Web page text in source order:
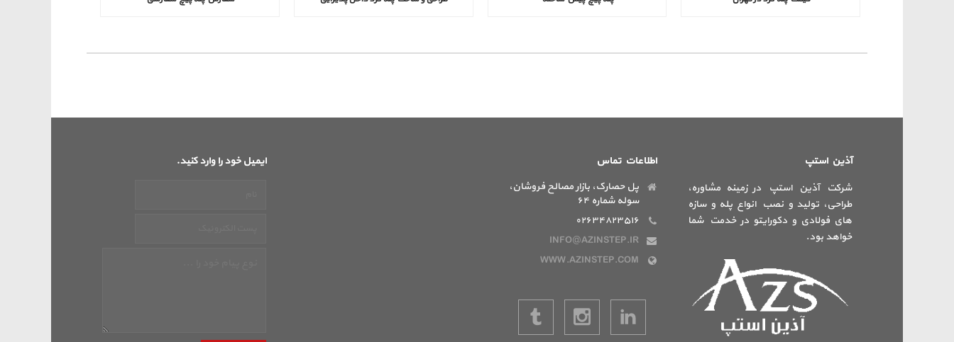
ایمیل خود را وارد کنید.
اطلاعات تماس
پل حصارک، بازار مصالح فروشان،
سوله شماره ۶۴
۰۲۶۳۴۸۲۳۵۱۶
INFO@AZINSTEP.IR
WWW.AZINSTEP.COM
آذین استپ
شرکت آذین استپ در زمینه مشاوره،
طراحی، تولید و نصب انواع پله و سازه
های فولادی و دکورایتو در خدمت شما
خواهد بود.